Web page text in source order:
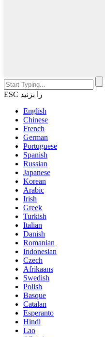
ESC را بزنید
English
Chinese
French
German
Portuguese
Spanish
Russian
Japanese
Korean
Arabic
Irish
Greek
Turkish
Italian
Danish
Romanian
Indonesian
Czech
Afrikaans
Swedish
Polish
Basque
Catalan
Esperanto
Hindi
Lao